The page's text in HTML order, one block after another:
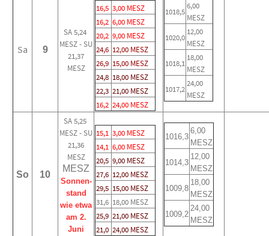
Sa 9
SA 5,24
MESZ - SU
21,37
MESZ
16,5 3,00 MESZ
16,2 6,00 MESZ
20,2 9,00 MESZ
24,6 12,00 MESZ
26,9 15,00 MESZ
24,8 18,00 MESZ
22,3 21,00 MESZ
16,2 24,00 MESZ
1018,5
6,00
MESZ
1020,0
12,00
MESZ
1018,1
18,00
MESZ
1017,2
24,00
MESZ
So 10
SA 5,25
MESZ - SU
21,36
MESZ
MESZ
Sonnen-
stand
wie etwa
am 2.
Juni
15,1 3,00 MESZ
14,1 6,00 MESZ
20,5 9,00 MESZ
27,6 12,00 MESZ
29,5 15,00 MESZ
31,6 18,00 MESZ
25,9 21,00 MESZ
21,0 24,00 MESZ
1016,3
6,00
MESZ
1014,3
12,00
MESZ
1009,8
18,00
MESZ
1009,2
24,00
MESZ